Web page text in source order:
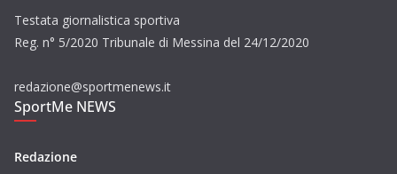
Testata giornalistica sportiva
Reg. n° 5/2020 Tribunale di Messina del 24/12/2020
redazione@sportmenews.it
SportMe NEWS
Redazione